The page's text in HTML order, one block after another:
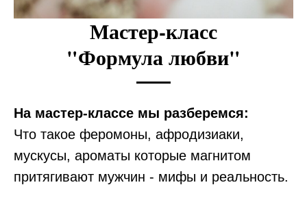
Мастер-класс
"Формула любви"
На мастер-классе мы разберемся:
Что такое феромоны, афродизиаки,
мускусы, ароматы которые магнитом
притягивают мужчин - мифы и реальность.